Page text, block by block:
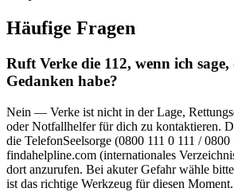
Häufige Fragen
Ruft Verke die 112, wenn ich sage,
Gedanken habe?
Nein — Verke ist nicht in der Lage,
oder Notfallhelfer für dich zu kontaktieren.
die TelefonSeelsorge (0800 111 0 111 /
findahelpline.com (internationales
dort anzurufen. Bei akuter Gefahr wähle
ist das richtige Werkzeug für diesen Moment.